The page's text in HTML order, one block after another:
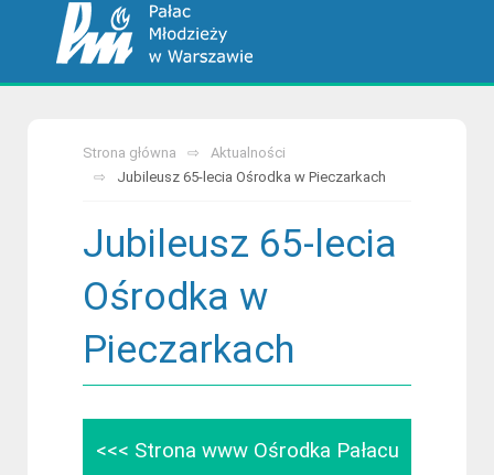
Strona główna
Aktualności
Jubileusz 65-lecia Ośrodka w Pieczarkach
Jubileusz 65-lecia
Ośrodka w
Pieczarkach
<<< Strona www Ośrodka Pałacu